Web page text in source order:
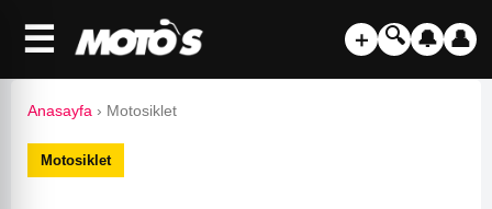
☰ ＋ 🔍 🔔 👤
Anasayfa › Motosiklet
Motosiklet